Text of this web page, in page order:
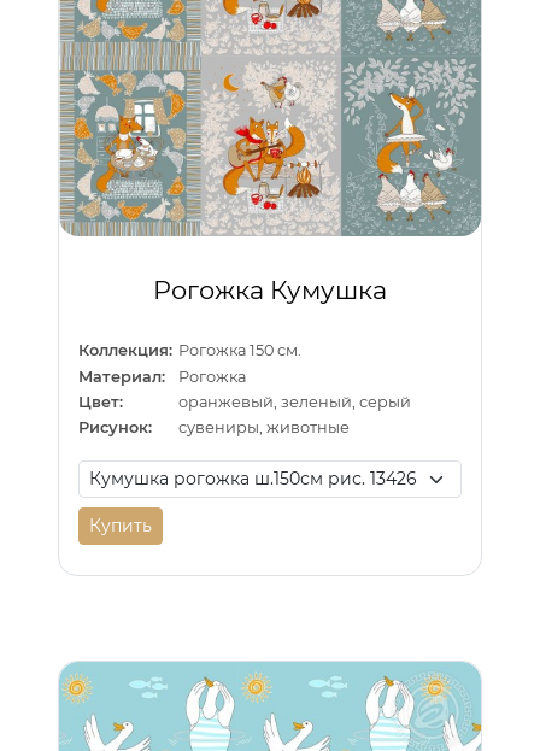
Рогожка Кумушка
Коллекция: Рогожка 150 см.
Материал:
Рогожка
Цвет:
оранжевый, зеленый, серый
Рисунок:
сувениры, животные
Купить